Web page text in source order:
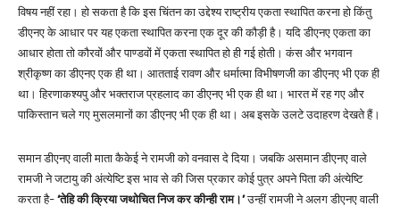
विषय नहीं रहा। हो सकता है कि इस चिंतन का उद्देश्य राष्ट्रीय एकता स्थापित करना हो किंतु
डीएनए के आधार पर यह एकता स्थापित करना एक दूर की कौड़ी है। यदि डीएनए एकता का
आधार होता तो कौरवों और पाण्डवों में एकता स्थापित हो ही गई होती। कंस और भगवान
श्रीकृष्ण का डीएनए एक ही था। आतताई रावण और धर्मात्मा विभीषणजी का डीएनए भी एक ही
था। हिरणाकश्यपु और भक्तराज प्रहलाद का डीएनए भी एक ही था। भारत में रह गए और
पाकिस्तान चले गए मुसलमानों का डीएनए भी एक ही था। अब इसके उलटे उदाहरण देखते हैं।
समान डीएनए वाली माता कैकेई ने रामजी को वनवास दे दिया। जबकि असमान डीएनए वाले
रामजी ने जटायु की अंत्येष्टि इस भाव से की जिस प्रकार कोई पुत्र अपने पिता की अंत्येष्टि
करता है- ‘तेहि की क्रिया जथोचित निज कर कीन्ही राम।’उन्हीं रामजी ने अलग डीएनए वाली